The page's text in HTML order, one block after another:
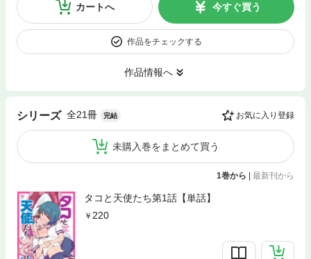
カートへ 今すぐ買う
作品をチェックする
作品情報へ
シリーズ 全21冊 完結 お気に入り登録
未購入巻をまとめて買う
1巻から | 最新刊から
タコと天使たち第1話【単話】
220